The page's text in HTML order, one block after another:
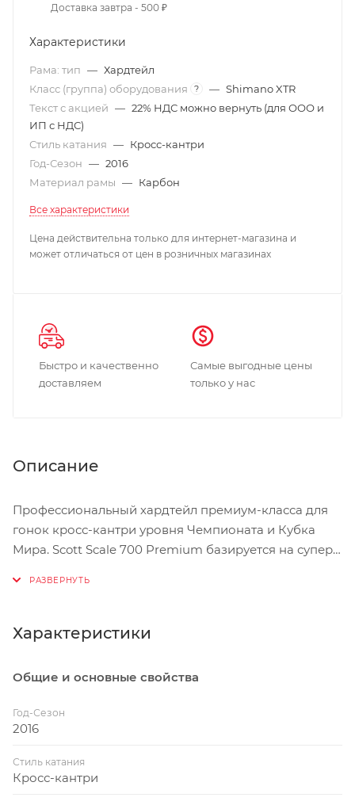
Доставка завтра - 500 ₽
Характеристики
Рама: тип — Хардтейл
Класс (группа) оборудования
? — Shimano XTR
Текст с акцией — 22% НДС можно вернуть (для ООО и
ИП с НДС)
Стиль катания — Кросс-кантри
Год-Сезон — 2016
Материал рамы — Карбон
Все характеристики
Цена действительна только для интернет-магазина и
может отличаться от цен в розничных магазинах
Быстро и качественно
доставляем
Самые выгодные цены
только у нас
Описание
Профессиональный хардтейл премиум-класса для
гонок кросс-кантри уровня Чемпионата и Кубка
Мира. Scott Scale 700 Premium базируется на супер-
любой момент стать бескамерными.
вариантами колес: 27.5 дюймов (серия 700) и 29
дюймов (серия 900). Оба варианта предлагают
максимальные преимущества, которые в состоянии
выберите вы Scale с колесами 27.5 дюймов, или Scale
с колесами 29 дюймов - это будет велосипед с
Характеристики
Общие и основные свойства
Год-Сезон
2016
Стиль катания
Кросс-кантри